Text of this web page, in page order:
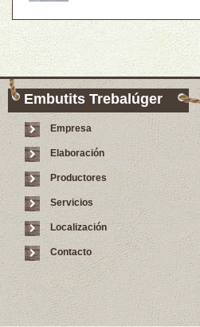
Embutits Trebalúger
Empresa
Elaboración
Productores
Servicios
Localización
Contacto